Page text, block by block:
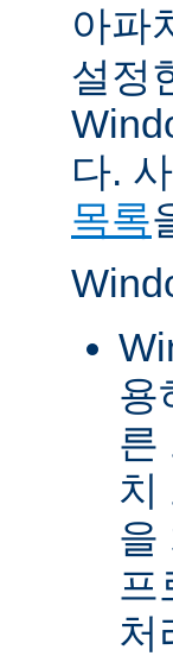
아파
설정
다.
목록
용
른
치
을
프
처